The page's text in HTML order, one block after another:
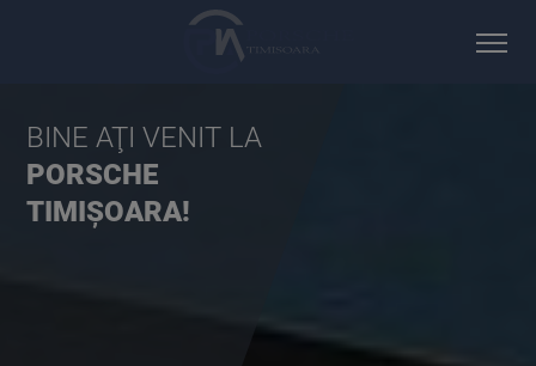
BINE AŢI VENIT LA
PORSCHE
TIMIȘOARA!